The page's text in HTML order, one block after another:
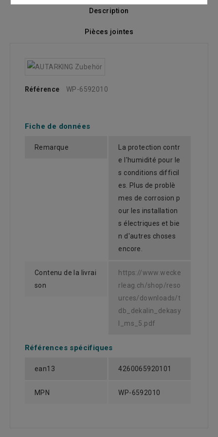
Description
Pièces jointes
Référence WP-6592010
Fiche de données
Remarque
La protection contr
e l'humidité pour le
s conditions difficil
es. Plus de problè
mes de corrosion p
our les installation
s électriques et bie
n d'autres choses
encore.
Contenu de la livrai
son
https://www.wecke
rleag.ch/shop/reso
urces/downloads/t
db_dekalin_dekasy
l_ms_5.pdf
Références spécifiques
ean13 4260065920101
MPN WP-6592010